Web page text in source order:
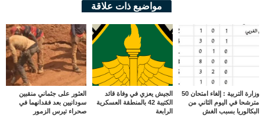
مواضيع ذات علاقة
وزارة التربية : إلغاء امتحان 50
مترشحا في اليوم الثاني من
البكالوريا بسبب الغش
الجيش يعزي في وفاة قائد
الكتيبة 42 بالمنطقة العسكرية
الرابعة
العثور على جثماني منقبين
سودانيين بعد فقدانهما في
صحراء تيرس الزمور